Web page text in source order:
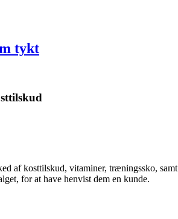
tykt
af kosttilskud, vitaminer, træningssko,
for at have henvist dem en kunde.